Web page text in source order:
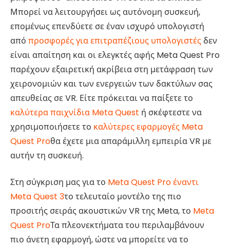
Μπορεί να λειτουργήσει ως αυτόνομη συσκευή,
επομένως επενδύετε σε έναν ισχυρό υπολογιστή
από προσφορές για επιτραπέζιους υπολογιστές δεν
είναι απαίτηση και οι ελεγκτές αφής Meta Quest Pro
παρέχουν εξαιρετική ακρίβεια στη μετάφραση των
χειρονομιών και των ενεργειών των δακτύλων σας
απευθείας σε VR. Είτε πρόκειται να παίξετε το
καλύτερα παιχνίδια Meta Quest ή σκέφτεστε να
χρησιμοποιήσετε το καλύτερες εφαρμογές Meta
Quest Proθα έχετε μια απαράμιλλη εμπειρία VR με
αυτήν τη συσκευή.
Στη σύγκριση μας για το Meta Quest Pro έναντι
Meta Quest 3το τελευταίο μοντέλο της πιο
προσιτής σειράς ακουστικών VR της Meta, το Meta
Quest ProΤα πλεονεκτήματα του περιλαμβάνουν
πιο άνετη εφαρμογή, ώστε να μπορείτε να το